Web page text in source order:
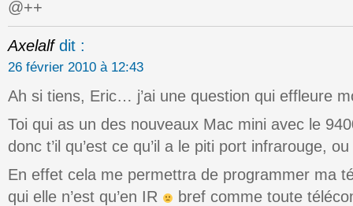
@++
Axelalf dit :
26 février 2010 à 12:43
Ah si tiens, Eric… j’ai une question qui effleure
Toi qui as un des nouveaux Mac mini avec le
donc t’il qu’est ce qu’il a le piti port infrarouge,
En effet cela me permettra de programmer ma
qui elle n’est qu’en IR
bref comme toute